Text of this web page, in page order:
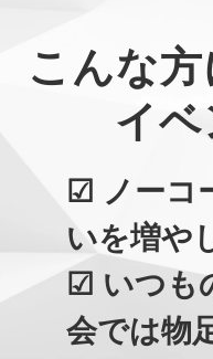
こんな
イ
☑ ノーコ
いを増や
☑ いつも
会では物